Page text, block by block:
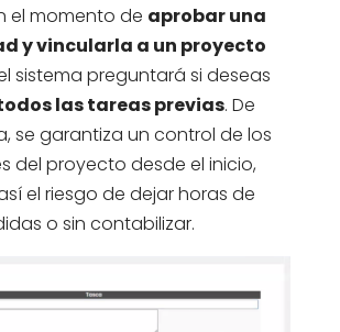
el momento de aprobar una
y vincularla a un proyecto
sistema preguntará si deseas
las tareas previas. De
se garantiza un control de los
del proyecto desde el inicio,
el riesgo de dejar horas de
o sin contabilizar.